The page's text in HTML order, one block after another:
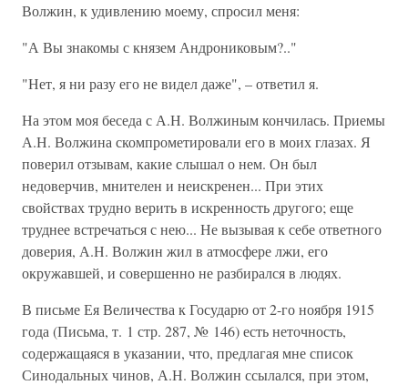
Волжин, к удивлению моему, спросил меня:
"А Вы знакомы с князем Андрониковым?.."
"Нет, я ни разу его не видел даже", – ответил я.
На этом моя беседа с А.Н. Волжиным кончилась. Приемы
А.Н. Волжина скомпрометировали его в моих глазах. Я
поверил отзывам, какие слышал о нем. Он был
недоверчив, мнителен и неискренен... При этих
свойствах трудно верить в искренность другого; еще
труднее встречаться с нею... Не вызывая к себе ответного
доверия, А.Н. Волжин жил в атмосфере лжи, его
окружавшей, и совершенно не разбирался в людях.
В письме Ея Величества к Государю от 2-го ноября 1915
года (Письма, т. 1 стр. 287, № 146) есть неточность,
содержащаяся в указании, что, предлагая мне список
Синодальных чинов, А.Н. Волжин ссылался, при этом,